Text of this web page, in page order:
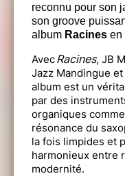
reconnu pour son
son groove
album Racines en
AvecRacines, JB
Jazz Mandingue et
album est un
par des
organiques
résonance du
la fois limpides et
harmonieux entre
modernité.